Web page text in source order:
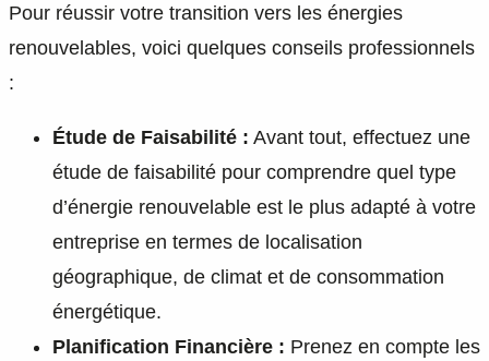
Pour réussir votre transition vers les énergies
renouvelables, voici quelques conseils professionnels
:
Étude de Faisabilité : Avant tout, effectuez une
étude de faisabilité pour comprendre quel type
d’énergie renouvelable est le plus adapté à votre
entreprise en termes de localisation
géographique, de climat et de consommation
énergétique.
Planification Financière : Prenez en compte les